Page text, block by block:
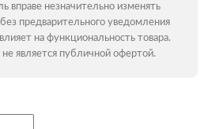
вправе незначительно изменять
предварительного уведомления
на функциональность товара.
является публичной офертой.